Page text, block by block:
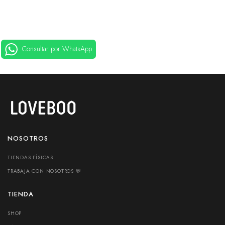
Consultar por WhatsApp
NOSOTROS
TIENDAS FÍSICAS
TRABAJA CON NOSOTROS 💬
TIENDA
SHOP